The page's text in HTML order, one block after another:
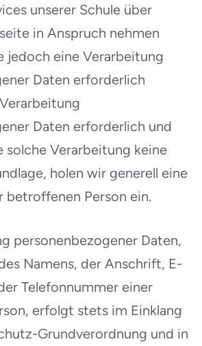
unserer Schule über
in Anspruch nehmen
jedoch eine Verarbeitung
Daten erforderlich
Daten erforderlich und
solche Verarbeitung keine
holen wir generell eine
betroffenen Person ein.
personenbezogener Daten,
Namens, der Anschrift, E-
Telefonnummer einer
erfolgt stets im Einklang
Grundverordnung und in